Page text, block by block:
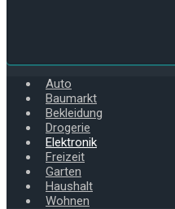
Auto
Baumarkt
Bekleidung
Drogerie
Elektronik
Freizeit
Garten
Haushalt
Wohnen